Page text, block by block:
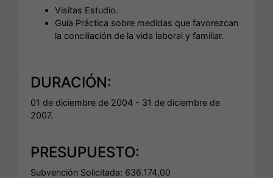
Visitas Estudio.
Guía Práctica sobre medidas que favorezcan
la conciliación de la vida laboral y familiar.
DURACIÓN:
01 de diciembre de 2004 - 31 de diciembre de
2007.
PRESUPUESTO:
Subvención Solicitada: 636.174,00